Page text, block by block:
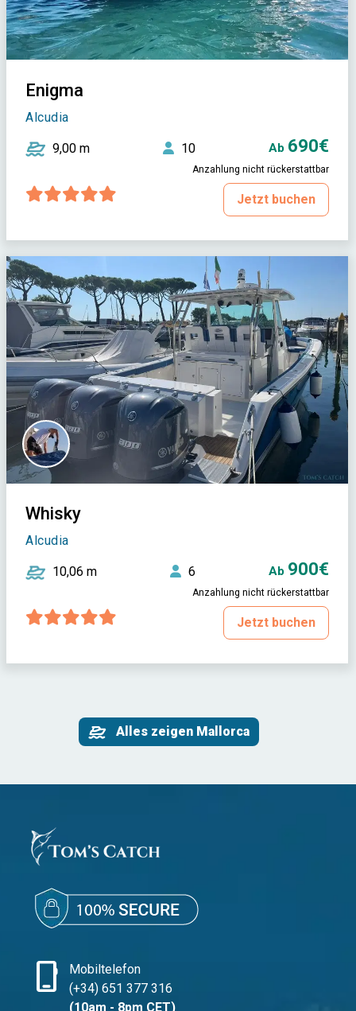
Enigma
Alcudia
9,00 m 10 Ab 690€
Anzahlung nicht rückerstattbar
Jetzt buchen
Whisky
Alcudia
10,06 m 6 Ab 900€
Anzahlung nicht rückerstattbar
Jetzt buchen
Alles zeigen Mallorca
phone_iphone
Mobiltelefon
(+34) 651 377 316
(10am - 8pm CET)